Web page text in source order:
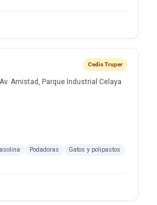
Cedis Truper
Amistad, Parque Industrial Celaya
Podadoras
Gatos y polipastos